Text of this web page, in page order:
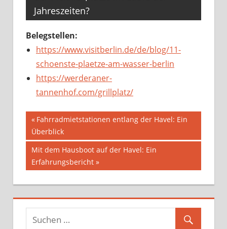
Jahreszeiten?
Belegstellen:
https://www.visitberlin.de/de/blog/11-
schoenste-plaetze-am-wasser-berlin
https://werderaner-
tannenhof.com/grillplatz/
Beitragsnavigation
Vorheriger
Beitrag:
Fahrradmietstationen entlang der Havel: Ein
Überblick
Nächster
Beitrag:
Mit dem Hausboot auf der Havel: Ein
Erfahrungsbericht